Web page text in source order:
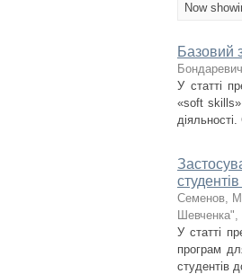
Now
Базовий
У статті
«soft skills»
Семенов,
Шевченка",
У статті
програм
студентів